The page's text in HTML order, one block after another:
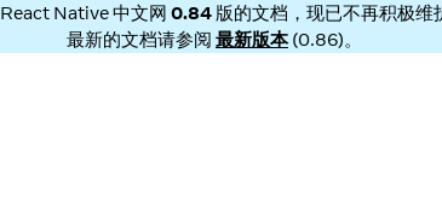
React Native 中文网 0.84版的文档，现已不再积极维
最新的文档请参阅 最新版本(0.86)。